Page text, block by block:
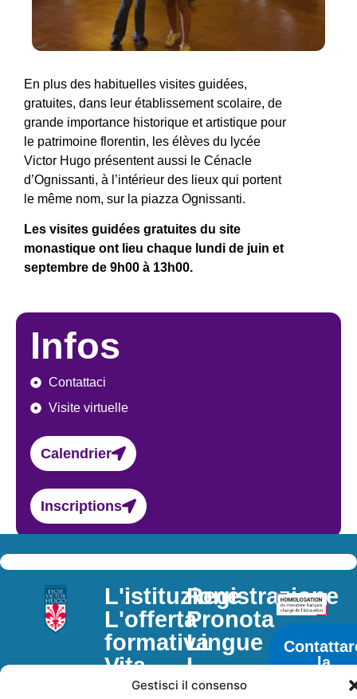
Gestisci il consenso
En plus des habituelles visites guidées,
gratuites, dans leur établissement scolaire, de
grande importance historique et artistique pour
le patrimoine florentin, les élèves du lycée
Victor Hugo présentent aussi le Cénacle
d’Ognissanti, à l’intérieur des lieux qui portent
le même nom, sur la piazza Ognissanti.
Les visites guidées gratuites du site
monastique ont lieu chaque lundi de juin et
septembre de 9h00 à 13h00.
Infos
Contattaci
Visite virtuelle
Calendrier
Inscriptions
L'istituzione
L'offerta
formativa
Vita
scolastica
Registrazione
Pronota
Lingue
I
corsi
la
struttura